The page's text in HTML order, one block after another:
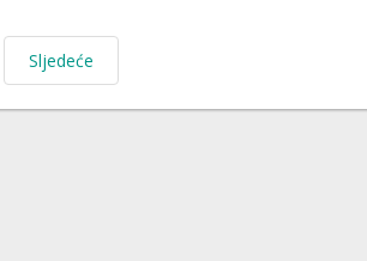
Sljedeće